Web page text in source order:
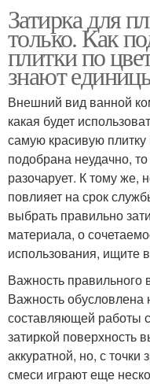
Затирка для
только. Как
плитки по
знают
Внешний вид ванной
какая будет
самую красивую
подобрана неудачно,
разочарует. К тому же,
повлияет на срок
выбрать правильно
материала, о
использования, ищите
Важность правильного
Важность обусловлена
составляющей работы
затиркой поверхность
аккуратной, но, с
смеси играют еще